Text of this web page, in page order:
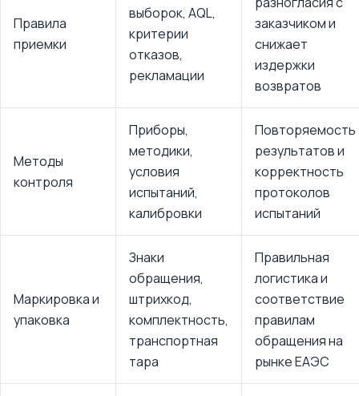
Правила
приемки
выборок, AQL,
критерии
отказов,
рекламации
заказчиком и
снижает
издержки
возвратов
Методы
контроля
Приборы,
методики,
условия
испытаний,
калибровки
Повторяемость
результатов и
корректность
протоколов
испытаний
Маркировка и
упаковка
Знаки
обращения,
штрихкод,
комплектность,
транспортная
тара
Правильная
логистика и
соответствие
правилам
обращения на
рынке ЕАЭС